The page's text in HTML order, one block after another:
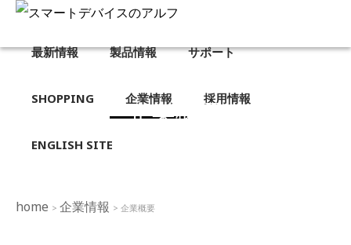
最新情報 製品情報 サポート
SHOPPING 企業情報 採用情報
ENGLISH SITE
企業概要
home > 企業情報 > 企業概要